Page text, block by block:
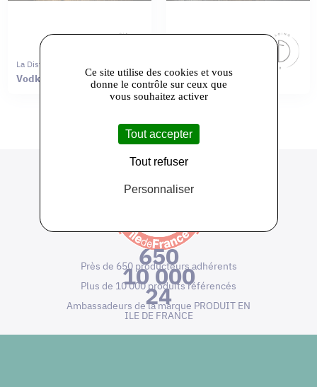
La Distillerie Du Loing
Vodka du Moulin Gin Gréau
650
Près de 650 producteurs adhérents
10 000
Plus de 10 000 produits référencés
24
Ambassadeurs de la marque PRODUIT EN
ILE DE FRANCE
Ce site utilise des cookies et vous
donne le contrôle sur ceux que
vous souhaitez activer
Tout accepter
Tout refuser
Personnaliser